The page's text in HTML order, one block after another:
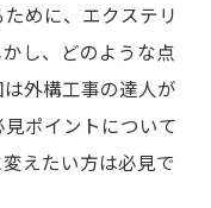
めに、エクステリ
し、どのような点
外構工事の達人が
ポイントについて
えたい方は必見で